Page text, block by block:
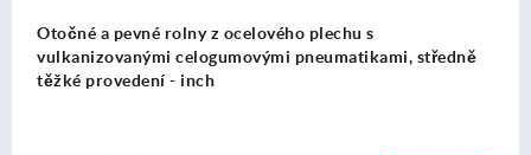
rolny z ocelového plechu s
celogumovými pneumatikami, středně
- inch
provedení -